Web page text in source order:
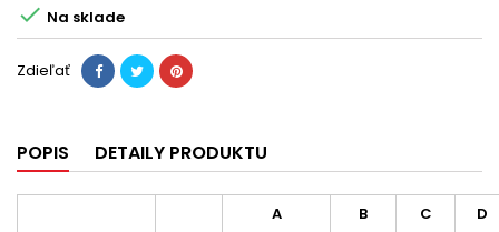
 Na sklade
Zdieľať
POPIS DETAILY PRODUKTU
A B C
D